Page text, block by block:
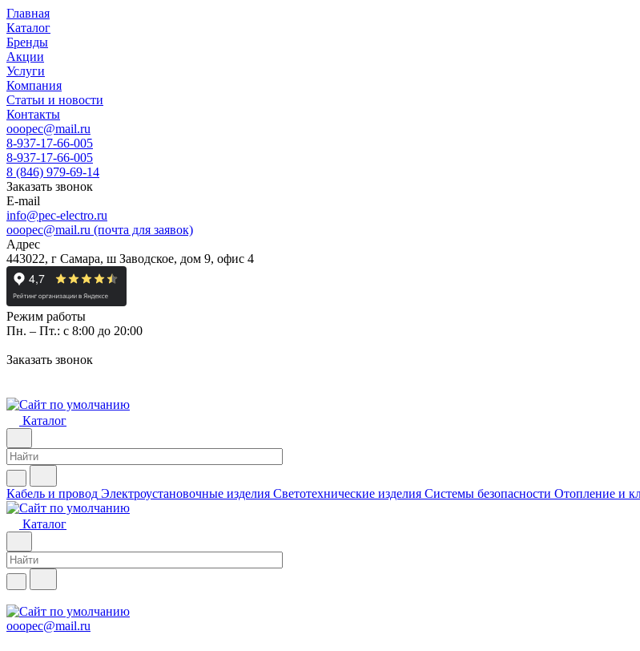
Главная
Каталог
Бренды
Акции
Услуги
Компания
Статьи и новости
Контакты
ooopec@mail.ru
8-937-17-66-005
8-937-17-66-005
8 (846) 979-69-14
Заказать звонок
E-mail
info@pec-electro.ru
ooopec@mail.ru (почта для заявок)
Адрес
443022, г Самара, ш Заводское, дом 9, офис 4
Режим работы
Пн. – Пт.: с 8:00 до 20:00
Заказать звонок
Каталог
Кабель и провод Электроустановочные изделия Светотехнические изделия Системы безопасности Отопление и
Каталог
ooopec@mail.ru